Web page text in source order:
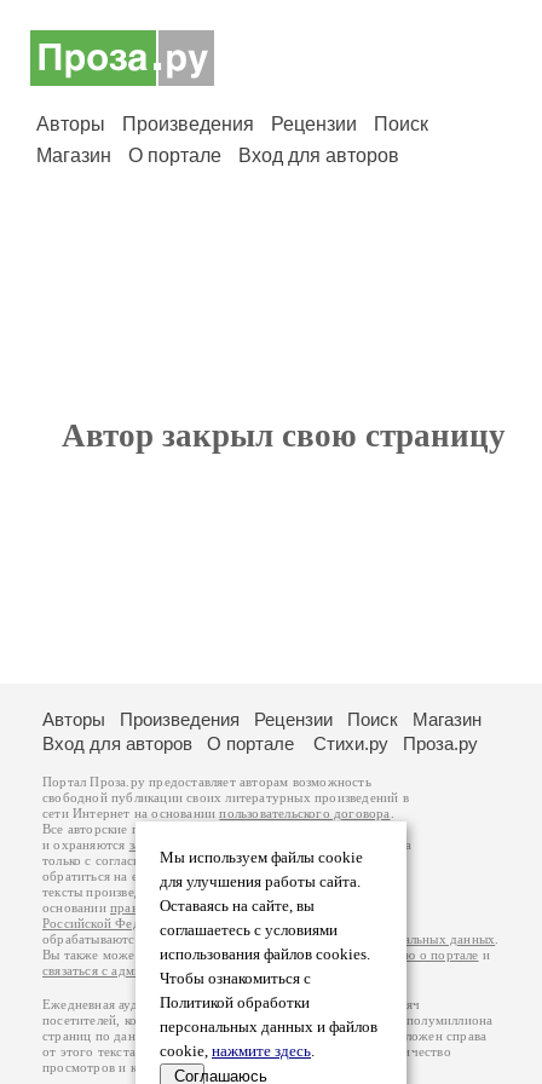
Авторы Произведения Рецензии
Поиск
Магазин
О портале Вход для авторов
Автор закрыл свою страницу
Мы используем файлы cookie
для улучшения работы сайта.
Оставаясь на сайте, вы
соглашаетесь с условиями
использования файлов cookies.
Чтобы ознакомиться с
Политикой обработки
персональных данных и файлов
cookie, нажмите здесь.
Соглашаюсь
Авторы Произведения Рецензии Поиск
Магазин
Вход для авторов
О портале Стихи.ру Проза.ру
Портал Проза.ру предоставляет авторам возможность
свободной публикации своих литературных произведений в
сети Интернет на основаниипользовательского договора
Все авторские права на произведения принадлежат авторам
и охраняются законом
. Перепечатка произведений возможна
только с согласия его автора, к которому вы можете
обратиться на его авторской странице. Ответственность за
тексты произведений авторы несут самостоятельно на
основанииправил публикацииизаконодательства
Российской Федерации
обрабатываются на основанииПолитики обработки персональных данных
Вы также можете посмотреть более подробнуюинформацию о портале и
связаться с администрацией
Ежедневная аудитория портала Проза.ру – порядка 100 тысяч
посетителей, которые в общей сумме просматривают более полумиллиона
страниц по данным счетчика посещаемости, который расположен справа
от этого текста. В каждой графе указано по две цифры: количество
просмотров и количество посетителей.